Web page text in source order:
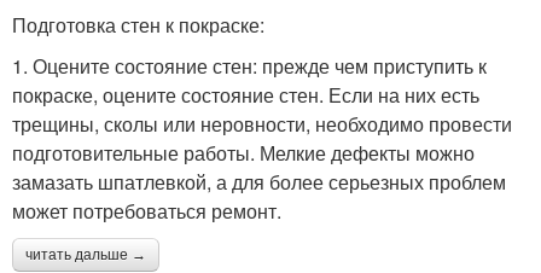
Подготовка стен к покраске:
1. Оцените состояние стен: прежде чем приступить к
покраске, оцените состояние стен. Если на них есть
трещины, сколы или неровности, необходимо провести
подготовительные работы. Мелкие дефекты можно
замазать шпатлевкой, а для более серьезных проблем
может потребоваться ремонт.
читать дальше →